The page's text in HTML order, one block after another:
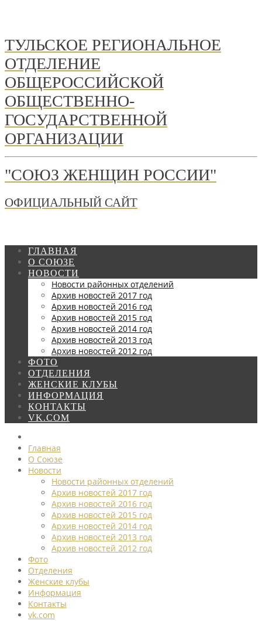
ТУЛЬСКОЕ РЕГИОНАЛЬНОЕ
ОТДЕЛЕНИЕ
ОБЩЕРОССИЙСКОЙ
ОБЩЕСТВЕННО-
ГОСУДАРСТВЕННОЙ
ОРГАНИЗАЦИИ
"СОЮЗ ЖЕНЩИН РОССИИ"
ОФИЦИАЛЬНЫЙ САЙТ
ГЛАВНАЯ
О СОЮЗЕ
НОВОСТИ
Новости районных отделений
Архив новостей 2017 год
Архив новостей 2016 год
Архив новостей 2015 год
Архив новостей 2014 год
Архив новостей 2013 год
Архив новостей 2012 год
ФОТО
ОТДЕЛЕНИЯ
ЖЕНСКИЕ КЛУБЫ
ИНФОРМАЦИЯ
КОНТАКТЫ
VK.COM
Главная
О Союзе
Новости
Новости районных отделений
Архив новостей 2017 год
Архив новостей 2016 год
Архив новостей 2015 год
Архив новостей 2014 год
Архив новостей 2013 год
Архив новостей 2012 год
Фото
Отделения
Женские клубы
Информация
Контакты
vk.com